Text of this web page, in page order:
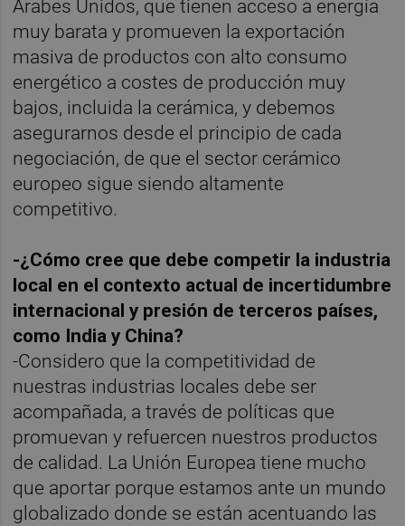
Árabes Unidos, que tienen acceso a energía
muy barata y promueven la exportación
masiva de productos con alto consumo
energético a costes de producción muy
bajos, incluida la cerámica, y debemos
asegurarnos desde el principio de cada
negociación, de que el sector cerámico
europeo sigue siendo altamente
competitivo.
-¿Cómo cree que debe competir la industria
local en el contexto actual de incertidumbre
internacional y presión de terceros países,
como India y China?
-Considero que la competitividad de
nuestras industrias locales debe ser
acompañada, a través de políticas que
promuevan y refuercen nuestros productos
de calidad. La Unión Europea tiene mucho
que aportar porque estamos ante un mundo
globalizado donde se están acentuando las